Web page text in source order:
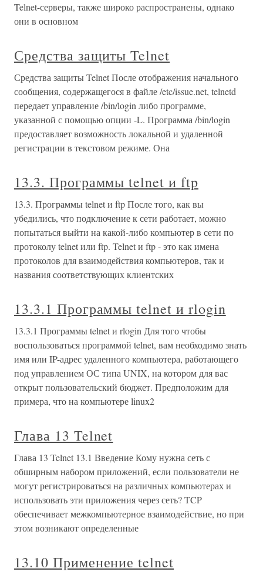
Telnet-серверы, также широко распространены, однако
они в основном
Средства защиты Telnet
Средства защиты Telnet После отображения начального
сообщения, содержащегося в файле /etc/issue.net, telnetd
передает управление /bin/login либо программе,
указанной с помощью опции -L. Программа /bin/login
предоставляет возможность локальной и удаленной
регистрации в текстовом режиме. Она
13.3. Программы telnet и ftp
13.3. Программы telnet и ftp После того, как вы
убедились, что подключение к сети работает, можно
попытаться выйти на какой-либо компьютер в сети по
протоколу telnet или ftp. Telnet и ftp - это как имена
протоколов для взаимодействия компьютеров, так и
названия соответствующих клиентских
13.3.1 Программы telnet и rlogin
13.3.1 Программы telnet и rlogin Для того чтобы
воспользоваться программой telnet, вам необходимо знать
имя или IP-адрес удаленного компьютера, работающего
под управлением ОС типа UNIX, на котором для вас
открыт пользовательский бюджет. Предположим для
примера, что на компьютере linux2
Глава 13 Telnet
Глава 13 Telnet 13.1 Введение Кому нужна сеть с
обширным набором приложений, если пользователи не
могут регистрироваться на различных компьютерах и
использовать эти приложения через сеть? TCP
обеспечивает межкомпьютерное взаимодействие, но при
этом возникают определенные
13.10 Применение telnet